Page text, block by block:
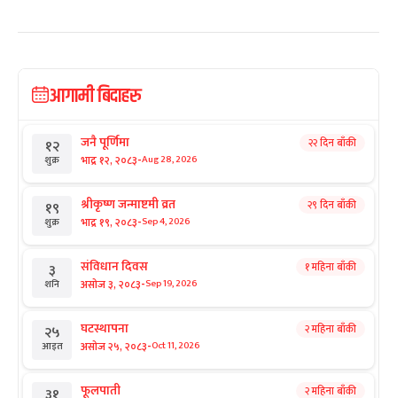
आगामी बिदाहरु
१२
शुक्र
जनै पूर्णिमा
भाद्र १२, २०८३-Aug 28, 2026
२२ दिन बाँकी
१९
शुक्र
श्रीकृष्ण जन्माष्टमी व्रत
भाद्र १९, २०८३-Sep 4, 2026
२९ दिन बाँकी
३
शनि
संविधान दिवस
असोज ३, २०८३-Sep 19, 2026
१ महिना बाँकी
२५
आइत
घटस्थापना
असोज २५, २०८३-Oct 11, 2026
२ महिना बाँकी
फूलपाती २ महिना बाँकी